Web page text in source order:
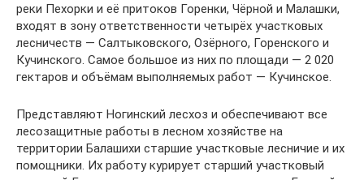
реки Пехорки и её притоков Горенки, Чёрной и Малашки,
входят в зону ответственности четырёх участковых
лесничеств — Салтыковского, Озёрного, Горенского и
Кучинского. Самое большое из них по площади — 2 020
гектаров и объёмам выполняемых работ — Кучинское.
Представляют Ногинский лесхоз и обеспечивают все
лесозащитные работы в лесном хозяйстве на
территории Балашихи старшие участковые лесничие и их
помощники. Их работу курирует старший участковый